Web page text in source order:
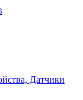
Датчики